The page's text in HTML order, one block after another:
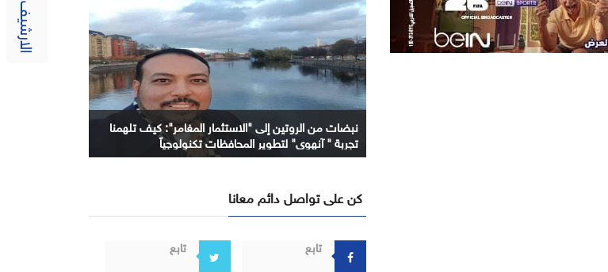
الارشيف
نبضات من الروتين إلى "الاستثمار المغامر": كيف تلهمنا
تجربة " آنهوي" لتطوير المحافظات تكنولوجياً
كن على تواصل دائم معانا
تابع
تابع